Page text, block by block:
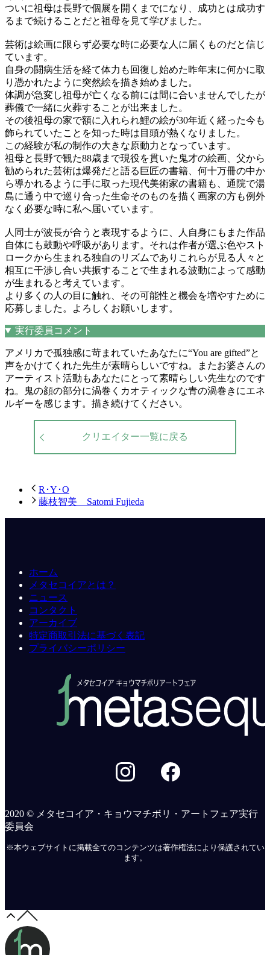
ついに祖母は長野で個展を開くまでになり、成功とは成功す
るまで続けることだと祖母を見て学びました。
芸術は絵画に限らず必要な時に必要な人に届くものだと信じ
ています。
自身の闘病生活を経て体力も回復し始めた昨年末に何かに取
り憑かれたように突然絵を描き始めました。
体調が急変し祖母が亡くなる前には間に合いませんでしたが
葬儀で一緒に火葬することが出来ました。
その後祖母の家で額に入れられ鯉の絵が30年近く経った今も
飾られていたことを知った時は目頭が熱くなりました。
この経験が私の制作の大きな原動力となっています。
祖母と長野で観た88歳まで現役を貫いた鬼才の絵画、父から
勧められた芸術は爆発だと語る巨匠の書籍、何十万冊の中か
ら導かれるように手に取った現代美術家の書籍も、通院で湯
島に通う中で巡り合った生命そのものを描く画家の方も例外
なく必要な時に私へ届いています。
人同士が波長が合うと表現するように、人自身にもまた作品
自体にも鼓動や呼吸があります。それは作者が選ぶ色やスト
ロークから生まれる独自のリズムでありこれらが見る人々と
相互に干渉し合い共振することで生まれる波動によって感動
が生まれると考えています。
より多くの人の目に触れ、その可能性と機会を増やすために
応募しました。よろしくお願いします。
実行委員コメント
アメリカで孤独感に苛まれていたあなたに“You are gifted”と
声をかけてくれた先生が素晴らしいですね。またお婆さんの
アーティスト活動もあなたにとって素晴らしい先生なのです
ね。鬼の顔の部分に渦巻くカオティックな青の渦巻きにエネ
ルギーを感じます。描き続けてください。
クリエイター一覧に戻る
R･Y･O
藤枝智美 Satomi Fujieda
ホーム
メタセコイアとは？
ニュース
コンタクト
アーカイブ
特定商取引法に基づく表記
プライバシーポリシー
2020 © メタセコイア・キョウマチボリ・アートフェア実行
委員会
※本ウェブサイトに掲載全てのコンテンツは著作権法により保護されてい
ます。